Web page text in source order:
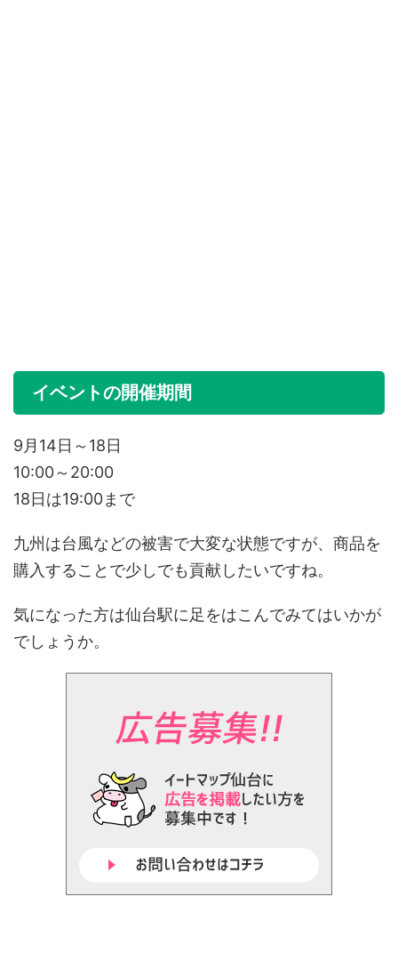
イベントの開催期間
9月14日～18日
10:00～20:00
18日は19:00まで
九州は台風などの被害で大変な状態ですが、商品を
購入することで少しでも貢献したいですね。
気になった方は仙台駅に足をはこんでみてはいかが
でしょうか。